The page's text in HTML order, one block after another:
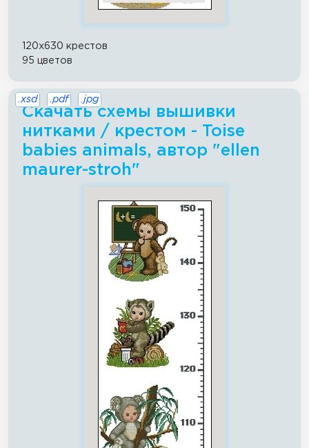
120x630 крестов
95 цветов
Скачать схемы вышивки
нитками / крестом - Toise
babies animals, автор "ellen
maurer-stroh"
.xsd .pdf .jpg